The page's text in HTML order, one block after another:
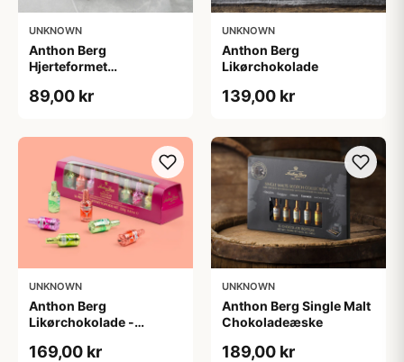
UNKNOWN
Anthon Berg
Hjerteformet
89,00 kr
UNKNOWN
Anthon Berg
Likørchokolade
139,00 kr
UNKNOWN
Anthon Berg
Likørchokolade -
169,00 kr
UNKNOWN
Anthon Berg Single Malt
Chokoladeæske
189,00 kr